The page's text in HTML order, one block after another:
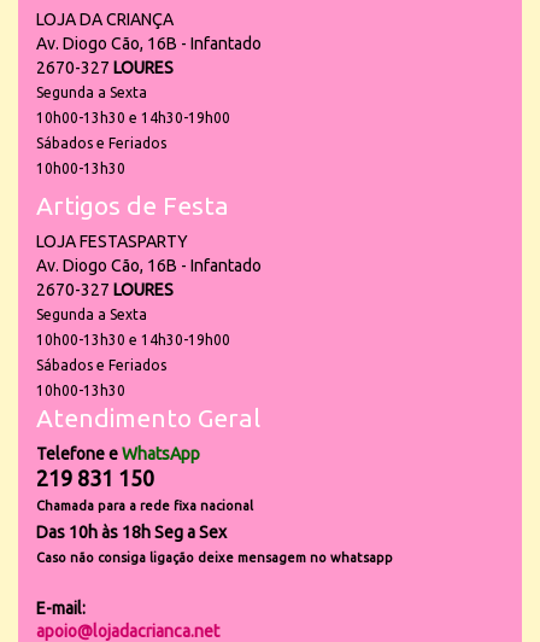
LOJA DA CRIANÇA
Av. Diogo Cão, 16B - Infantado
2670-327 LOURES
Segunda a Sexta
10h00-13h30 e 14h30-19h00
Sábados e Feriados
10h00-13h30
Artigos de Festa
LOJA FESTASPARTY
Av. Diogo Cão, 16B - Infantado
2670-327 LOURES
Segunda a Sexta
10h00-13h30 e 14h30-19h00
Sábados e Feriados
10h00-13h30
Atendimento Geral
Telefone eWhatsApp
219 831 150
Chamada para a rede fixa nacional
Das 10h às 18h Seg a Sex
Caso não consiga ligação deixe mensagem no whatsapp
E-mail:
apoio@lojadacrianca.net